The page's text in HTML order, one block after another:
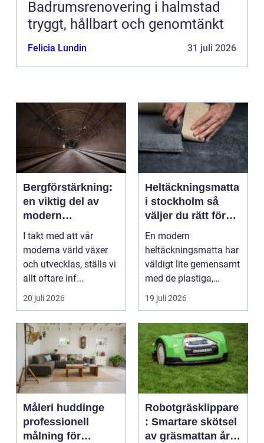
Badrumsrenovering i halmstad
tryggt, hållbart och genomtänkt
Felicia Lundin 31 juli 2026
Bergförstärkning:
en viktig del av
modern
infrastruktur
I takt med att vår
moderna värld växer
och utvecklas, ställs vi
allt oftare inf...
20 juli 2026
Heltäckningsmatta
i stockholm så
väljer du rätt för
hem och kontor
En modern
heltäckningsmatta har
väldigt lite gemensamt
med de plastiga,
svårstädade
varianterna mång...
19 juli 2026
Måleri huddinge
professionell
målning för
Robotgräsklippare
: Smartare skötsel
av gräsmattan året